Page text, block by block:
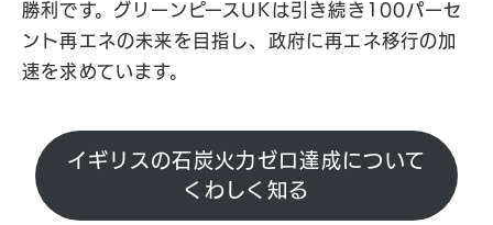
勝利です。グリーンピースUKは引き続き100パーセ
ント再エネの未来を目指し、政府に再エネ移行の加
速を求めています。
イギリスの石炭火力ゼロ達成について
くわしく知る